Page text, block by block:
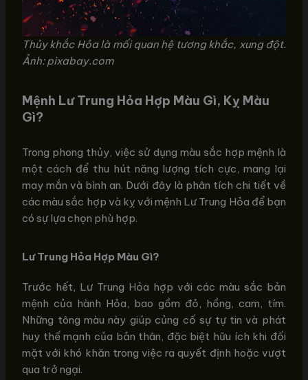
Thủy khắc Hỏa là mối quan hệ tương khắc, xung đột.
Ảnh: pixabay.com
Mệnh Lư Trung Hỏa Hợp Màu Gì, Kỵ Màu
Gì?
Trong phong thủy, việc sử dụng màu sắc hợp mệnh là
một cách để thu hút năng lượng tích cực, mang lại
may mắn và bình an. Dưới đây là phân tích chi tiết về
các màu sắc hợp và kỵ với mệnh Lư Trung Hỏa để bạn
có sự lựa chọn phù hợp.
Lư Trung Hỏa Hợp Màu Gì?
Trước hết, Lư Trung Hỏa hợp với các màu sắc bản
mệnh của hành Hỏa, bao gồm đỏ, hồng, cam, tím.
Những tông màu này giúp củng cố sự tự tin và phát
huy thế mạnh của bản thân, đặc biệt hữu ích khi đối
mặt với khó khăn trong việc ra quyết định hoặc vượt
qua trở ngại.